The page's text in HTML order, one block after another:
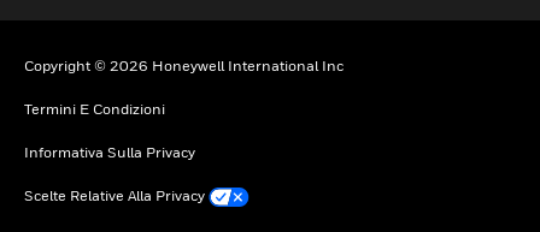
Copyright © 2026 Honeywell International Inc
Termini E Condizioni
Informativa Sulla Privacy
Scelte Relative Alla Privacy